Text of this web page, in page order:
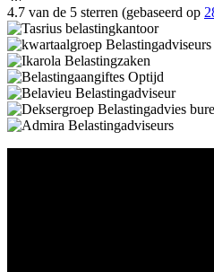
4.7 van de 5 sterren (gebaseerd op